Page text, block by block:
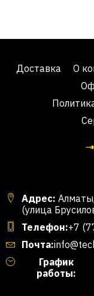
Доставка О
Адрес:
(улица
Телефон:+7
Почта:
График
работы: